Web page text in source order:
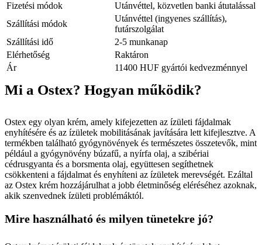
Fizetési módok
Utánvéttel, közvetlen banki átutalással
Szállítási módok
Utánvéttel (ingyenes szállítás),
futárszolgálat
Szállítási idő
2-5 munkanap
Elérhetőség
Raktáron
Ár
11400 HUF gyártói kedvezménnyel
Mi a Ostex? Hogyan működik?
Ostex egy olyan krém, amely kifejezetten az ízületi fájdalmak
enyhítésére és az ízületek mobilitásának javítására lett kifejlesztve. A
termékben található gyógynövények és természetes összetevők, mint
például a gyógynövény búzafű, a nyírfa olaj, a szibériai
cédrusgyanta és a borsmenta olaj, együttesen segíthetnek
csökkenteni a fájdalmat és enyhíteni az ízületek merevségét. Ezáltal
az Ostex krém hozzájárulhat a jobb életminőség eléréséhez azoknak,
akik szenvednek ízületi problémáktól.
Mire használható és milyen tünetekre jó?